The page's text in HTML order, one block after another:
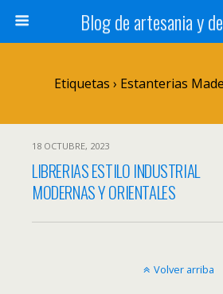
Blog de artesania y
Etiquetas › Estanterias
18 OCTUBRE, 2023
LIBRERIAS ESTILO INDUSTRIAL
MODERNAS Y ORIENTALES
Volver arriba